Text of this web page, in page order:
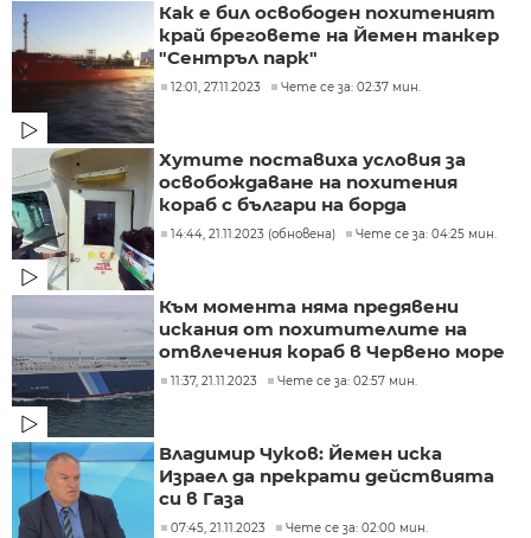
Как е бил освободен похитеният
край бреговете на Йемен танкер
"Сентръл парк"
12:01, 27.11.2023 Чете се за: 02:37 мин.
Хутите поставиха условия за
освобождаване на похитения
кораб с българи на борда
14:44, 21.11.2023 (обновена) Чете се за: 04:25 мин.
Към момента няма предявени
искания от похитителите на
отвлечения кораб в Червено море
11:37, 21.11.2023 Чете се за: 02:57 мин.
Владимир Чуков: Йемен иска
Израел да прекрати действията
си в Газа
07:45, 21.11.2023 Чете се за: 02:00 мин.